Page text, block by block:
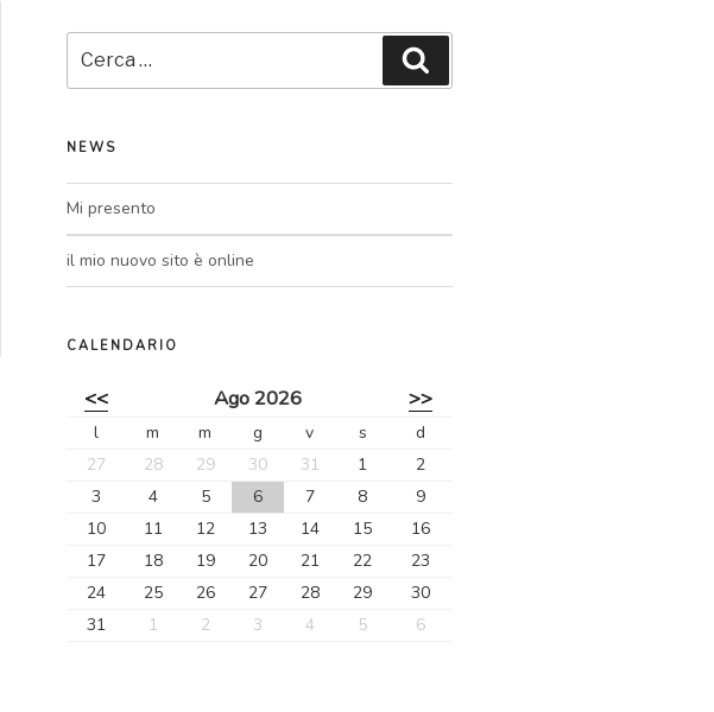
NEWS
Mi presento
il mio nuovo sito è online
CALENDARIO
<< Ago 2026 >>
l m m g v s
d
27
28 29 30 31 1
2
3
4 5 6 7 8
9
10
11 12 13 14 15
16
17
18 19 20 21 22
23
24
25 26 27 28 29
30
31
1 2 3 4 5 6